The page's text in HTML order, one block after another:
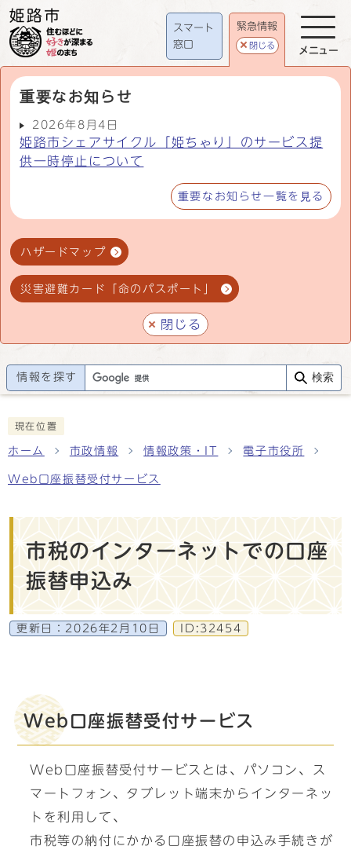
スマート
窓口
緊急情報
閉じる
重要なお知らせ
2026年8月4日
姫路市シェアサイクル「姫ちゃり」のサービス提
供一時停止について
重要なお知らせ一覧を見る
ハザードマップ
災害避難カード「命のパスポート」
閉じる
メニュー
情報を探す 検索
現在位置
ホーム 市政情報 情報政策・IT 電子市役所
Web口座振替受付サービス
市税のインターネットでの口座
振替申込み
更新日： 2026年2月10日 ID:32454
Web口座振替受付サービス
Web口座振替受付サービスとは、パソコン、ス
マートフォン、タブレット端末からインターネッ
トを利用して、
市税等の納付にかかる口座振替の申込み手続きが